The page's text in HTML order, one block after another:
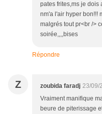
pates frites,ms je dois
nm'a l'air hyper bon!!!
malgrés tout pr<br />
soirée,,,,bises
Répondre
Z zoubida faradj 23/09/
Vraiment manifique
beure de piterissage